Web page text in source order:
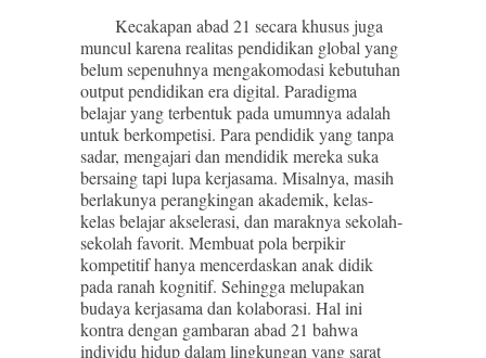
Kecakapan abad 21 secara khusus juga
muncul karena realitas pendidikan global yang
belum sepenuhnya mengakomodasi kebutuhan
output pendidikan era digital. Paradigma
belajar yang terbentuk pada umumnya adalah
untuk berkompetisi. Para pendidik yang tanpa
sadar, mengajari dan mendidik mereka suka
bersaing tapi lupa kerjasama. Misalnya, masih
berlakunya perangkingan akademik, kelas-
kelas belajar akselerasi, dan maraknya sekolah-
sekolah favorit. Membuat pola berpikir
kompetitif hanya mencerdaskan anak didik
pada ranah kognitif. Sehingga melupakan
budaya kerjasama dan kolaborasi. Hal ini
kontra dengan gambaran abad 21 bahwa
individu hidup dalam lingkungan yang sarat